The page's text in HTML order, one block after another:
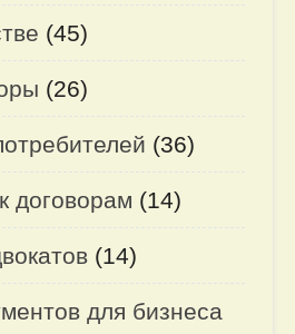
(45)
(26)
(36)
договорам (14)
(14)
для бизнеса